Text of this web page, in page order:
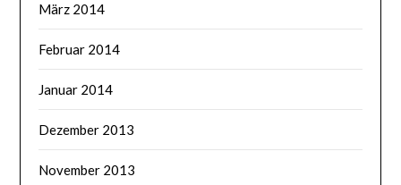
März 2014
Februar 2014
Januar 2014
Dezember 2013
November 2013